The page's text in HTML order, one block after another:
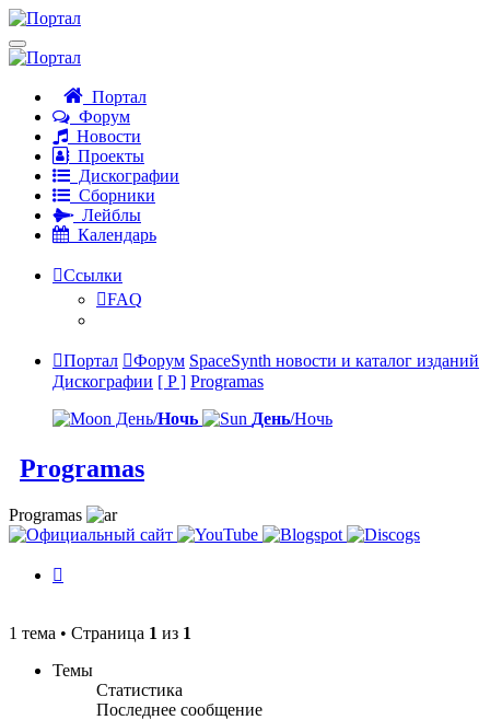
Портал
Форум
Новости
Проекты
Дискографии
Сборники
Лейблы
Календарь
Ссылки
FAQ
Портал Форум SpaceSynth новости и каталог изданий
Дискографии [ P ] Programas
День/Ночь День/Ночь
Programas
Programas
1 тема • Страница 1 из 1
Темы
Статистика
Последнее сообщение